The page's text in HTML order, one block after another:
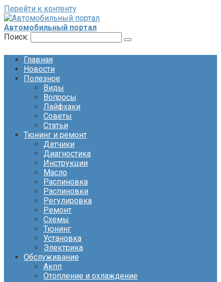
Перейти к контенту
Автомобильный портал
Поиск:
Главная
Новости
Полезное
Виды
Вопросы
Лайфхаки
Советы
Статьи
Тюнинг и ремонт
Датчики
Диагностика
Инструкции
Масло
Распиновка
Распиновки
Регулировка
Ремонт
Схемы
Тюнинг
Установка
Электрика
Обслуживание
Акпп
Отопление и охлаждение